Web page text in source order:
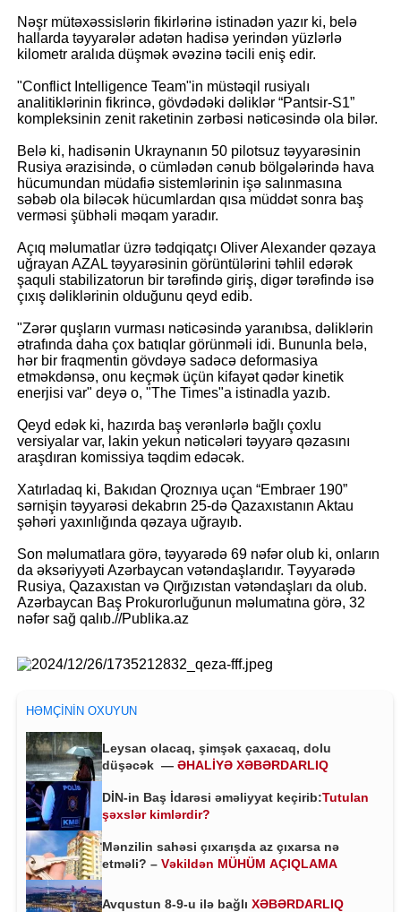
Nəşr mütəxəssislərin fikirlərinə istinadən yazır ki, belə
hallarda təyyarələr adətən hadisə yerindən yüzlərlə
kilometr aralıda düşmək əvəzinə təcili eniş edir.
"Conflict Intelligence Team"in müstəqil rusiyalı
analitiklərinin fikrincə, gövdədəki dəliklər “Pantsir-S1”
kompleksinin zenit raketinin zərbəsi nəticəsində ola bilər.
Belə ki, hadisənin Ukraynanın 50 pilotsuz təyyarəsinin
Rusiya ərazisində, o cümlədən cənub bölgələrində hava
hücumundan müdafiə sistemlərinin işə salınmasına
səbəb ola biləcək hücumlardan qısa müddət sonra baş
verməsi şübhəli məqam yaradır.
Açıq məlumatlar üzrə tədqiqatçı Oliver Alexander qəzaya
uğrayan AZAL təyyarəsinin görüntülərini təhlil edərək
şaquli stabilizatorun bir tərəfində giriş, digər tərəfində isə
çıxış dəliklərinin olduğunu qeyd edib.
"Zərər quşların vurması nəticəsində yaranıbsa, dəliklərin
ətrafında daha çox batıqlar görünməli idi. Bununla belə,
hər bir fraqmentin gövdəyə sadəcə deformasiya
etməkdənsə, onu keçmək üçün kifayət qədər kinetik
enerjisi var" deyə o, "The Times"a istinadla yazıb.
Qeyd edək ki, hazırda baş verənlərlə bağlı çoxlu
versiyalar var, lakin yekun nəticələri təyyarə qəzasını
araşdıran komissiya təqdim edəcək.
Xatırladaq ki, Bakıdan Qroznıya uçan “Embraer 190”
sərnişin təyyarəsi dekabrın 25-də Qazaxıstanın Aktau
şəhəri yaxınlığında qəzaya uğrayıb.
Son məlumatlara görə, təyyarədə 69 nəfər olub ki, onların
da əksəriyyəti Azərbaycan vətəndaşlarıdır. Təyyarədə
Rusiya, Qazaxıstan və Qırğızıstan vətəndaşları da olub.
Azərbaycan Baş Prokurorluğunun məlumatına görə, 32
nəfər sağ qalıb.//Publika.az
HƏMÇININ OXUYUN
Leysan olacaq, şimşək çaxacaq, dolu
düşəcək — ƏHALİYƏ XƏBƏRDARLIQ
DİN-in Baş İdarəsi əməliyyat keçirib:Tutulan
şəxslər kimlərdir?
Mənzilin sahəsi çıxarışda az çıxarsa nə
etməli? – Vəkildən MÜHÜM AÇIQLAMA
Avqustun 8-9-u ilə bağlı XƏBƏRDARLIQ